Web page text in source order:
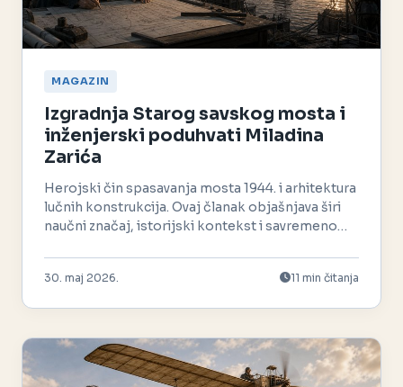
MAGAZIN
Izgradnja Starog savskog mosta i
inženjerski poduhvati Miladina
Zarića
Herojski čin spasavanja mosta 1944. i arhitektura
lučnih konstrukcija. Ovaj članak objašnjava širi
naučni značaj, istorijski kontekst i savremeno
30. maj 2026. 11 min čitanja